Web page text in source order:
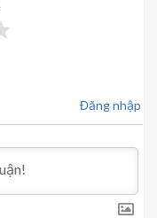
Đăng nhập